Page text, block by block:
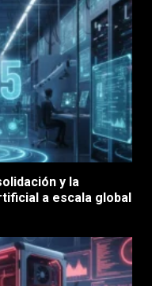
y la
a escala global